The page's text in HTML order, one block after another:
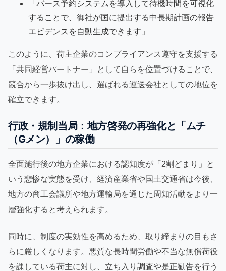
「バース予約システムを導入して待機時間を可視化
することで、御社が国に提出する中長期計画の報告
エビデンスを自動生成できます」
このように、荷主企業のコンプライアンス遵守を支援する
「共同経営パートナー」として自らを位置づけることで、
競合から一歩抜け出し、選ばれる運送会社としての地位を
確立できます。
行政・規制当局：地方啓発の再強化と「ムチ
（Gメン）」の稼働
全面施行後の地方企業における認知度が「2割どまり」と
いう悲惨な実態を受け、経済産業省や国土交通省は今後、
地方の商工会議所や地方運輸局を通じた周知活動をより一
層強化すると考えられます。
同時に、制度の実効性を高めるため、取り締まりの目もさ
らに厳しくなります。悪質な長時間労働や不当な無償荷役
を課している荷主に対し、立ち入り調査や是正勧告を行う